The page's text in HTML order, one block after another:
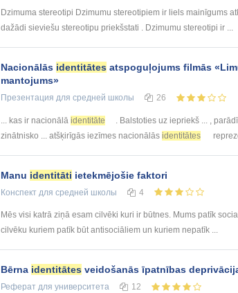
Dzimuma stereotipi Dzimumu stereotipiem ir liels mainīgums
dažādi sieviešu stereotipu priekšstati . Dzimumu stereotipi ir ...
Nacionālās identitātes atspoguļojums filmās
mantojums»
Презентация для средней школы 26
... kas ir nacionālā identitāte . Balstoties uz iepriekš ... ,
zinātnisko ... atšķirīgās iezīmes nacionālās identitātes
Manu identitāti ietekmējošie faktori
Конспект для средней школы 4
Mēs visi katrā ziņā esam cilvēki kuri ir būtnes. Mums patīk
cilvēku kuriem patīk būt antisociāliem un kuriem nepatīk ...
Bērna identitātes veidošanās īpatnības
Реферат для университета 12